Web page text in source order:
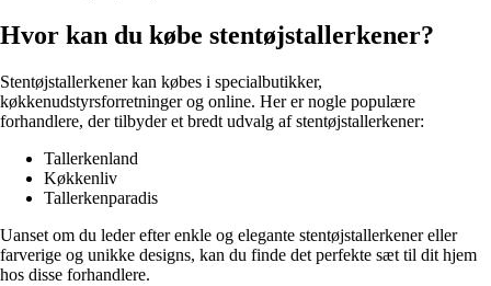
Hvor kan du købe stentøjstallerkener?
Stentøjstallerkener kan købes i specialbutikker,
køkkenudstyrsforretninger og online. Her er nogle populære
forhandlere, der tilbyder et bredt udvalg af stentøjstallerkener:
Tallerkenland
Køkkenliv
Tallerkenparadis
Uanset om du leder efter enkle og elegante stentøjstallerkener eller
farverige og unikke designs, kan du finde det perfekte sæt til dit hjem
hos disse forhandlere.